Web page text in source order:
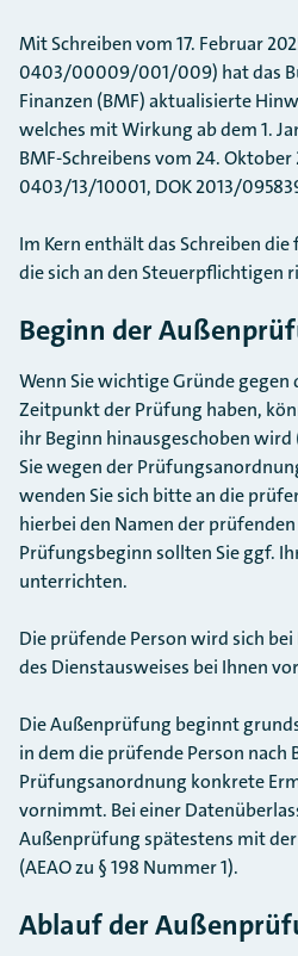
Mit Schreiben vom 17. Februar
0403/00009/001/009) hat das
Finanzen (BMF) aktualisierte
welches mit Wirkung ab dem 1.
BMF-Schreibens vom 24. Oktober
0403/13/10001, DOK 2013/
Im Kern enthält das Schreiben
die sich an den Steuerpflichtigen
Beginn der
Wenn Sie wichtige Gründe gegen
Zeitpunkt der Prüfung haben,
ihr Beginn hinausgeschoben wird
Sie wegen der
wenden Sie sich bitte an die
hierbei den Namen der
Prüfungsbeginn sollten Sie ggf.
unterrichten.
Die prüfende Person wird sich
des Dienstausweises bei Ihnen
Die Außenprüfung beginnt
in dem die prüfende Person nach
Prüfungsanordnung konkrete
vornimmt. Bei einer
Außenprüfung spätestens mit
(AEAO zu § 198 Nummer 1).
Ablauf der